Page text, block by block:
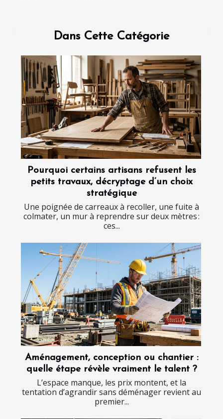
Dans Cette Catégorie
Pourquoi certains artisans refusent les
petits travaux, décryptage d’un choix
stratégique
Une poignée de carreaux à recoller, une fuite à
colmater, un mur à reprendre sur deux mètres :
ces...
Aménagement, conception ou chantier :
quelle étape révèle vraiment le talent ?
L’espace manque, les prix montent, et la
tentation d’agrandir sans déménager revient au
premier...